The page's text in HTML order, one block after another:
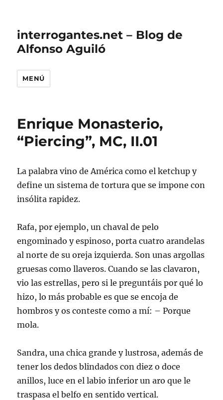
interrogantes.net – Blog de
Alfonso Aguiló
MENÚ
Enrique Monasterio,
“Piercing”, MC, II.01
La palabra vino de América como el ketchup y
define un sistema de tortura que se impone con
insólita rapidez.
Rafa, por ejemplo, un chaval de pelo
engominado y espinoso, porta cuatro arandelas
al norte de su oreja izquierda. Son unas argollas
gruesas como llaveros. Cuando se las clavaron,
vio las estrellas, pero si le preguntáis por qué lo
hizo, lo más probable es que se encoja de
hombros y os conteste como a mí: – Porque
mola.
Sandra, una chica grande y lustrosa, además de
tener los dedos blindados con diez o doce
anillos, luce en el labio inferior un aro que le
traspasa el belfo en sentido vertical.